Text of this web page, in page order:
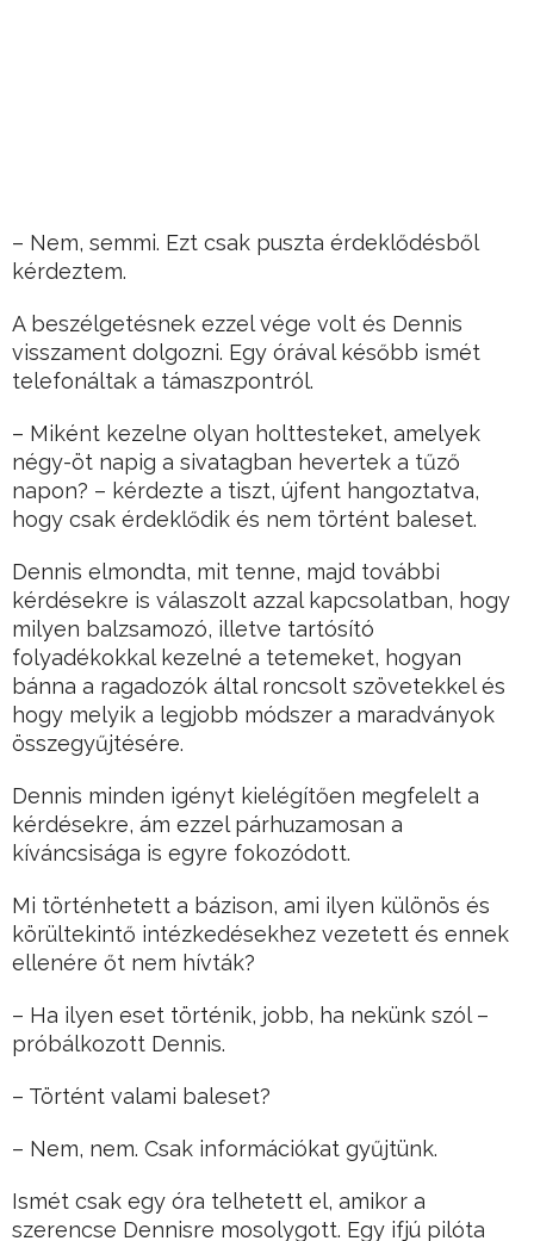
– Nem, semmi. Ezt csak puszta érdeklődésből
kérdeztem.
A beszélgetésnek ezzel vége volt és Dennis
visszament dolgozni. Egy órával később ismét
telefonáltak a támaszpontról.
– Miként kezelne olyan holttesteket, amelyek
négy-öt napig a sivatagban hevertek a tűző
napon? – kérdezte a tiszt, újfent hangoztatva,
hogy csak érdeklődik és nem történt baleset.
Dennis elmondta, mit tenne, majd további
kérdésekre is válaszolt azzal kapcsolatban, hogy
milyen balzsamozó, illetve tartósító
folyadékokkal kezelné a tetemeket, hogyan
bánna a ragadozók által roncsolt szövetekkel és
hogy melyik a legjobb módszer a maradványok
összegyűjtésére.
Dennis minden igényt kielégítően megfelelt a
kérdésekre, ám ezzel párhuzamosan a
kíváncsisága is egyre fokozódott.
Mi történhetett a bázison, ami ilyen különös és
körültekintő intézkedésekhez vezetett és ennek
ellenére őt nem hívták?
– Ha ilyen eset történik, jobb, ha nekünk szól –
próbálkozott Dennis.
– Történt valami baleset?
– Nem, nem. Csak információkat gyűjtünk.
Ismét csak egy óra telhetett el, amikor a
szerencse Dennisre mosolygott. Egy ifjú pilóta